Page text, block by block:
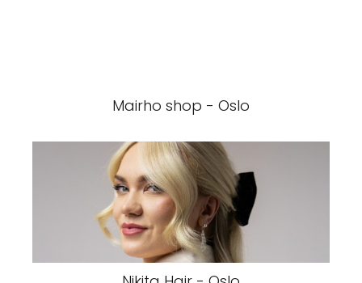
Mairho shop - Oslo